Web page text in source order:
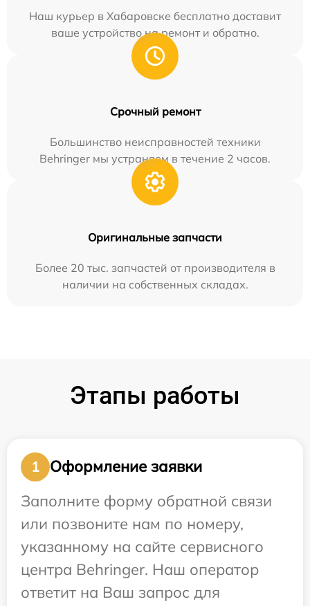
Наш курьер в Хабаровске бесплатно доставит
ваше устройство на ремонт и обратно.
Срочный ремонт
Большинство неисправностей техники
Behringer мы устраняем в течение 2 часов.
Оригинальные запчасти
Более 20 тыс. запчастей от производителя в
наличии на собственных складах.
Этапы работы
1
Оформление заявки
Заполните форму обратной связи
или позвоните нам по номеру,
указанному на сайте сервисного
центра Behringer. Наш оператор
ответит на Ваш запрос для